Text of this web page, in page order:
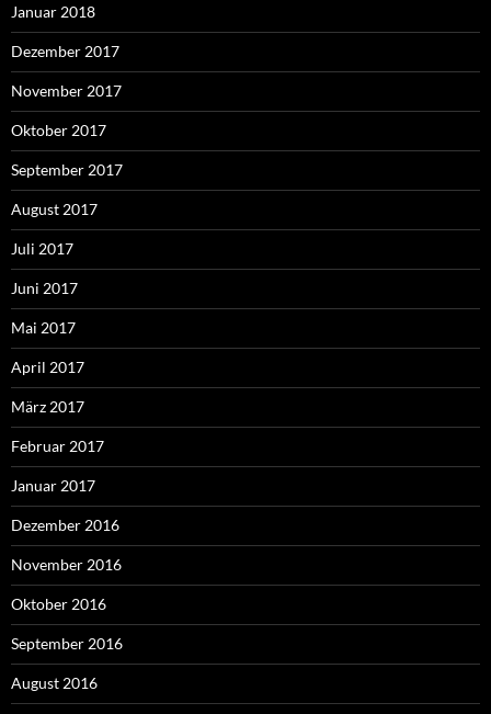
Januar 2018
Dezember 2017
November 2017
Oktober 2017
September 2017
August 2017
Juli 2017
Juni 2017
Mai 2017
April 2017
März 2017
Februar 2017
Januar 2017
Dezember 2016
November 2016
Oktober 2016
September 2016
August 2016